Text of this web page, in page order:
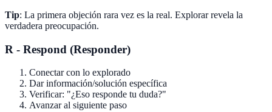
Tip: La primera objeción rara vez es la real. Explorar revela la
verdadera preocupación.
R - Respond (Responder)
Conectar con lo explorado
Dar información/solución específica
Verificar: "¿Eso responde tu duda?"
Avanzar al siguiente paso